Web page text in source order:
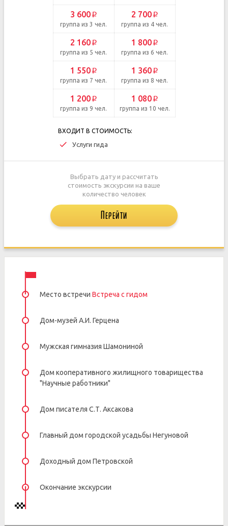
3 600p
группа из 3 чел.
2 700p
группа из 4 чел.
2 160p
группа из 5 чел.
1 800p
группа из 6 чел.
1 550p
группа из 7 чел.
1 360p
группа из 8 чел.
1 200p
группа из 9 чел.
1 080p
группа из 10 чел.
ВХОДИТ В СТОИМОСТЬ:
Услуги гида
Выбрать дату и рассчитать
стоимость экскурсии на ваше
количество человек
Перейти
Место встречи Встреча с гидом
Дом-музей А.И. Герцена
Мужская гимназия Шамониной
Дом кооперативного жилищного товарищества
"Научные работники"
Дом писателя С.Т. Аксакова
Главный дом городской усадьбы Негуновой
Доходный дом Петровской
Окончание экскурсии